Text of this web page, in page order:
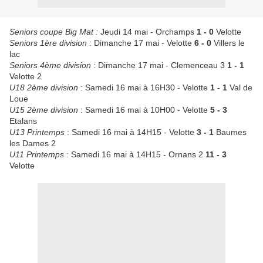
Seniors coupe Big Mat : Jeudi 14 mai - Orchamps 1 - 0 Velotte
Seniors 1ère division : Dimanche 17 mai - Velotte 6 - 0 Villers le
lac
Seniors 4ème division : Dimanche 17 mai - Clemenceau 3 1 - 1
Velotte 2
U18 2ème division : Samedi 16 mai à 16H30 - Velotte 1 - 1 Val de
Loue
U15 2ème division : Samedi 16 mai à 10H00 - Velotte 5 - 3
Etalans
U13 Printemps : Samedi 16 mai à 14H15 - Velotte 3 - 1 Baumes
les Dames 2
U11 Printemps : Samedi 16 mai à 14H15 - Ornans 2 11 - 3
Velotte